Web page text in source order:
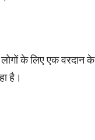
लोगों के लिए एक
है।